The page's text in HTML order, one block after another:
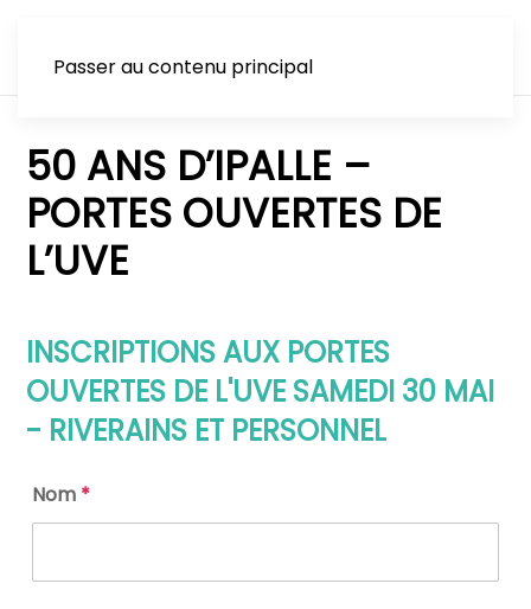
Passer au contenu principal
50 ANS D’IPALLE –
PORTES OUVERTES DE
L’UVE
INSCRIPTIONS AUX PORTES
OUVERTES DE L'UVE SAMEDI 30 MAI
- RIVERAINS ET PERSONNEL
Nom *